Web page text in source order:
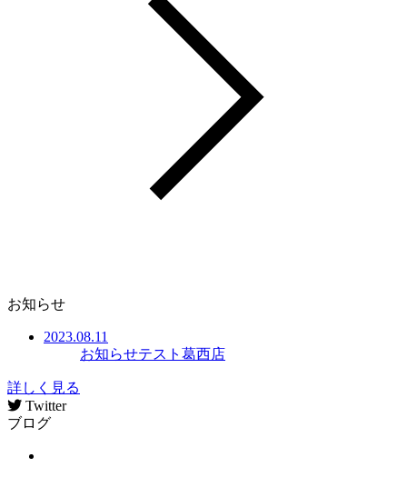
お知らせ
2023.08.11
お知らせテスト葛西店
詳しく見る
Twitter
ブログ